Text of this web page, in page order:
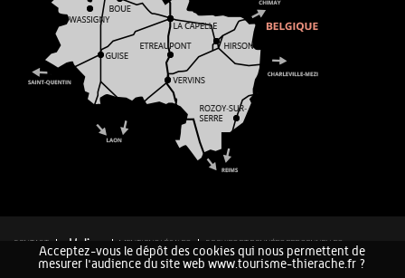
CONTACT MENTIONS LÉGALES
COOKIES ET DONNÉES PERSONNELLES
PLAN DU SITE
Acceptez-vous le dépôt des cookies qui nous permettent de
mesurer l'audience du site web www.tourisme-thierache.fr ?